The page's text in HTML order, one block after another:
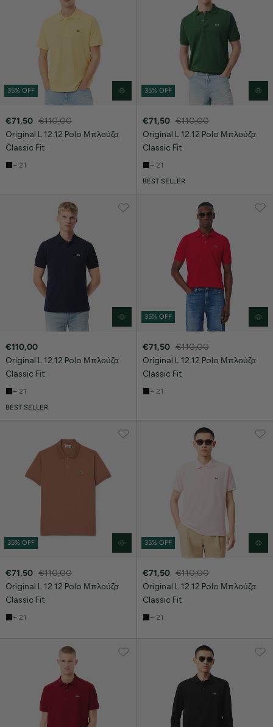
35% OFF
€71,50 €110,00
Original L.12.12 Polo Μπλούζα
Classic Fit
+ 21
35% OFF
€71,50 €110,00
Original L.12.12 Polo Μπλούζα
Classic Fit
+ 21
BEST SELLER
€110,00
Original L.12.12 Polo Μπλούζα
Classic Fit
+ 21
BEST SELLER
35% OFF
€71,50 €110,00
Original L.12.12 Polo Μπλούζα
Classic Fit
+ 21
35% OFF
€71,50 €110,00
Original L.12.12 Polo Μπλούζα
Classic Fit
+ 21
35% OFF
€71,50 €110,00
Original L.12.12 Polo Μπλούζα
Classic Fit
+ 21